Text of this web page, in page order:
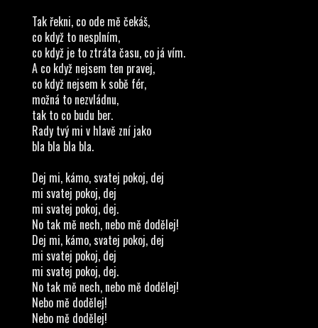
Tak řekni, co ode mě čekáš,
co když to nesplním,
co když je to ztráta času, co já vím.
A co když nejsem ten pravej,
co když nejsem k sobě fér,
možná to nezvládnu,
tak to co budu ber.
Rady tvý mi v hlavě zní jako
bla bla bla bla.
Dej mi, kámo, svatej pokoj, dej
mi svatej pokoj, dej
mi svatej pokoj, dej.
No tak mě nech, nebo mě dodělej!
Dej mi, kámo, svatej pokoj, dej
mi svatej pokoj, dej
mi svatej pokoj, dej.
No tak mě nech, nebo mě dodělej!
Nebo mě dodělej!
Nebo mě dodělej!